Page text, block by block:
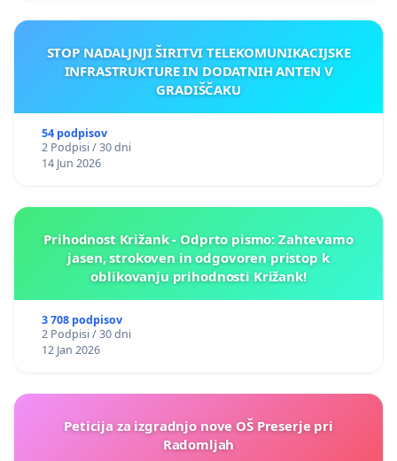
STOP NADALJNJI ŠIRITVI TELEKOMUNIKACIJSKE
INFRASTRUKTURE IN DODATNIH ANTEN V
GRADIŠČAKU
54 podpisov
2 Podpisi / 30 dni
14 Jun 2026
Prihodnost Križank - Odprto pismo: Zahtevamo
jasen, strokoven in odgovoren pristop k
oblikovanju prihodnosti Križank!
3 708 podpisov
2 Podpisi / 30 dni
12 Jan 2026
Peticija za izgradnjo nove OŠ Preserje pri
Radomljah